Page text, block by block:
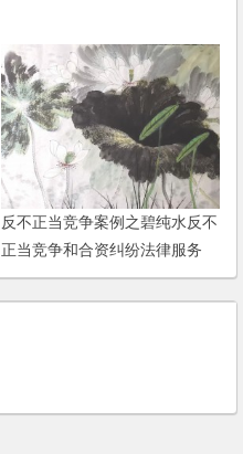
反不正当竞争案例之碧纯水反不
正当竞争和合资纠纷法律服务